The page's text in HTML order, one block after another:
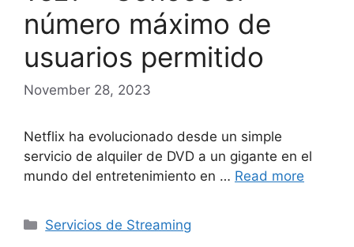
número máximo de
usuarios permitido
November 28, 2023
Netflix ha evolucionado desde un simple
servicio de alquiler de DVD a un gigante en el
mundo del entretenimiento en … Read more
Categories
Servicios de Streaming